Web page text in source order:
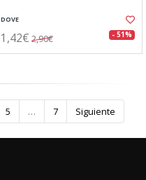
DOVE
1,42€ 2,90€ - 51%
5 … 7 Siguiente